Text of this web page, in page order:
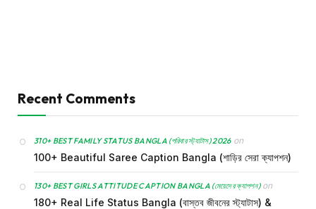
Recent Comments
310+ BEST FAMILY STATUS BANGLA (পরিবার স্ট্যাটাস) 2026on
100+ Beautiful Saree Caption Bangla (শাড়ির সেরা ক্যাপশন)
130+ BEST GIRLS ATTITUDE CAPTION BANGLA (মেয়েদের ক্যাপশন)on
180+ Real Life Status Bangla (বাস্তব জীবনের স্ট্যাটাস) &